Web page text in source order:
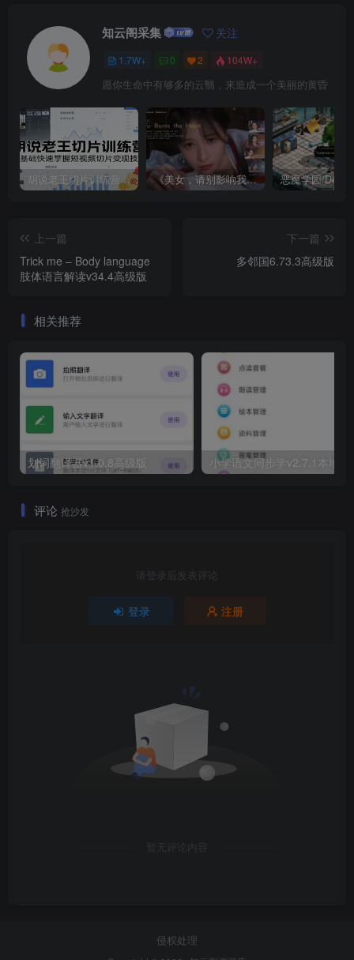
知云阁采集 关注
1.7W+ 0 2 104W+
愿你生命中有够多的云翳，来造成一个美丽的黄昏
胡说老王切片训练营，零基础快速掌握短视频切片变现技巧 《美女，请别影响我成仙全球版》中文版
上一篇
Trick me – Body language
肢体语言解读v34.4高级版
下一篇
多邻国6.73.3高级版
相关推荐
划词翻译器v1.0.8高级版
评论 抢沙发
请登录后发表评论
登录 注册
暂无评论内容
侵权处理